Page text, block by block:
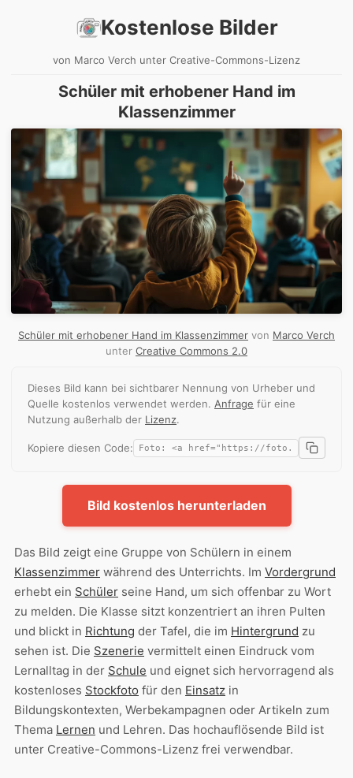
Kostenlose Bilder
von Marco Verch unter Creative-Commons-Lizenz
Schüler mit erhobener Hand im
Klassenzimmer
Schüler mit erhobener Hand im Klassenzimmer von Marco Verch
unter Creative Commons 2.0
Dieses Bild kann bei sichtbarer Nennung von Urheber und
Quelle kostenlos verwendet werden. Anfrage für eine
Nutzung außerhalb der Lizenz.
Kopiere diesen Code:
Bild kostenlos herunterladen
Das Bild zeigt eine Gruppe von Schülern in einem
Klassenzimmer während des Unterrichts. Im Vordergrund
erhebt ein Schüler seine Hand, um sich offenbar zu Wort
zu melden. Die Klasse sitzt konzentriert an ihren Pulten
und blickt in Richtung der Tafel, die im Hintergrund zu
sehen ist. Die Szenerie vermittelt einen Eindruck vom
Lernalltag in der Schule und eignet sich hervorragend als
kostenloses Stockfoto für den Einsatz in
Bildungskontexten, Werbekampagnen oder Artikeln zum
Thema Lernen und Lehren. Das hochauflösende Bild ist
unter Creative-Commons-Lizenz frei verwendbar.